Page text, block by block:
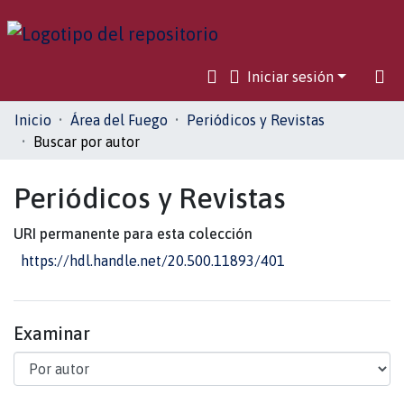
Iniciar sesión
Comunidades
Toda la biblioteca
Inicio Área del Fuego
Periódicos y Revistas
Buscar por autor
Periódicos y Revistas
URI permanente para esta colección
https://hdl.handle.net/20.500.11893/401
Examinar